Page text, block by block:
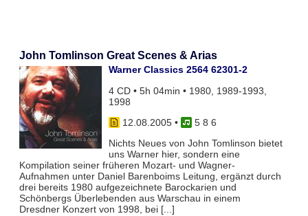
John Tomlinson Great Scenes & Arias
Warner Classics 2564 62301-2
4 CD • 5h 04min • 1980, 1989-1993,
1998
12.08.2005•
5 8 6
Nichts Neues von John Tomlinson bietet
uns Warner hier, sondern eine
Kompilation seiner früheren Mozart- und Wagner-
Aufnahmen unter Daniel Barenboims Leitung, ergänzt durch
drei bereits 1980 aufgezeichnete Barockarien und
Schönbergs Überlebenden aus Warschau in einem
Dresdner Konzert von 1998, bei [...]